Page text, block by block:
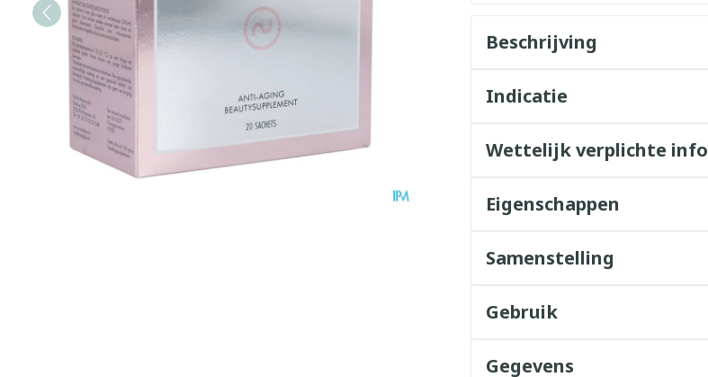
Beschrijving
Indicatie
Wettelijk verplichte
Eigenschappen
Samenstelling
Gebruik
Gegevens